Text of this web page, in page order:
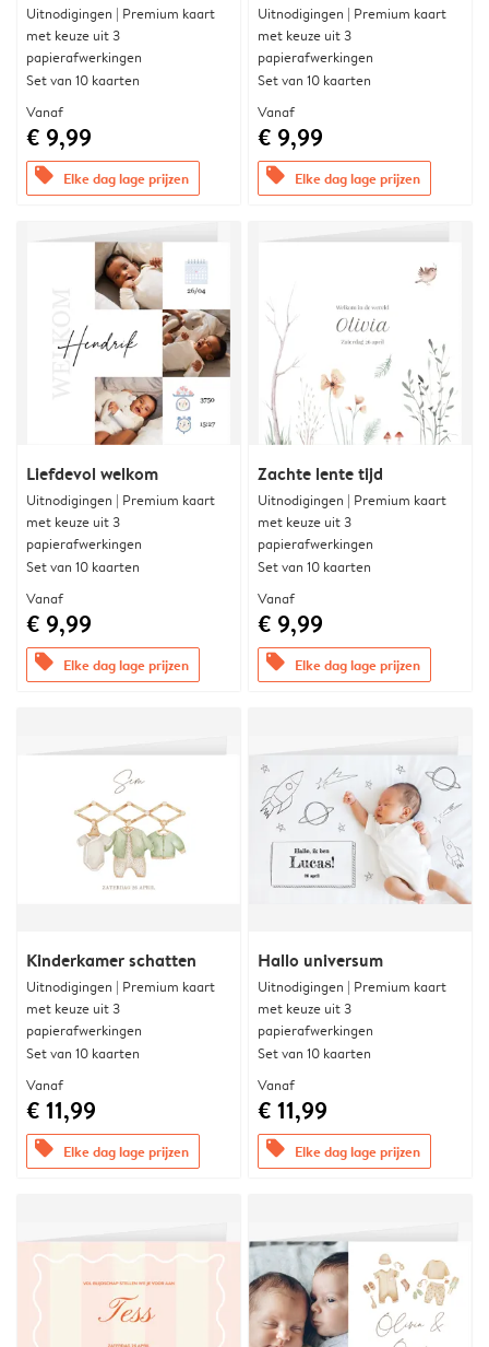
Uitnodigingen | Premium kaart
met keuze uit 3
papierafwerkingen
Set van 10 kaarten
Vanaf
€ 9,99
offers Elke dag lage prijzen
Uitnodigingen | Premium kaart
met keuze uit 3
papierafwerkingen
Set van 10 kaarten
Vanaf
€ 9,99
offers Elke dag lage prijzen
Liefdevol welkom
Uitnodigingen | Premium kaart
met keuze uit 3
papierafwerkingen
Set van 10 kaarten
Vanaf
€ 9,99
offers Elke dag lage prijzen
Zachte lente tijd
Uitnodigingen | Premium kaart
met keuze uit 3
papierafwerkingen
Set van 10 kaarten
Vanaf
€ 9,99
offers Elke dag lage prijzen
Kinderkamer schatten
Uitnodigingen | Premium kaart
met keuze uit 3
papierafwerkingen
Set van 10 kaarten
Vanaf
€ 11,99
offers Elke dag lage prijzen
Hallo universum
Uitnodigingen | Premium kaart
met keuze uit 3
papierafwerkingen
Set van 10 kaarten
Vanaf
€ 11,99
offers Elke dag lage prijzen